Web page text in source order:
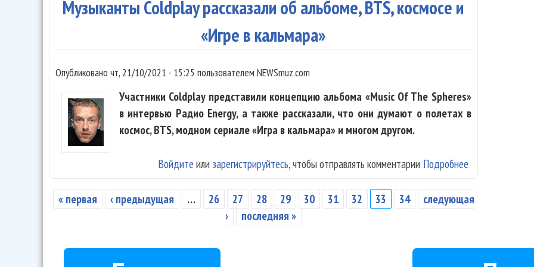
Музыканты Coldplay рассказали об альбоме, BTS, космосе и
«Игре в кальмара»
Опубликовано чт, 21/10/2021 - 15:25 пользователем NEWSmuz.com
Участники Coldplay представили концепцию альбома «Music Of The Spheres»
в интервью Радио Energy, а также рассказали, что они думают о полетах в
космос, BTS, модном сериале «Игра в кальмара» и многом другом.
Подробнее
Войдите или зарегистрируйтесь, чтобы отправлять комментарии
« первая ‹ предыдущая … 26 27 28 29 30 31 32 33 34
следующая
›
последняя »